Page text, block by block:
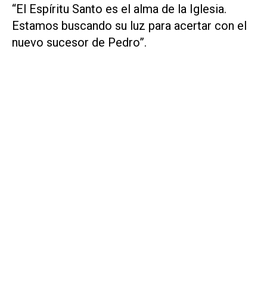
“El Espíritu Santo es el alma de la Iglesia.
Estamos buscando su luz para acertar con el
nuevo sucesor de Pedro”.